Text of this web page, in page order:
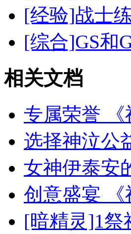
[经验]战士
[综合]GS和
相关文档
专属荣誉
选择神泣公
女神伊泰安
创意盛宴
[暗精灵]1祭